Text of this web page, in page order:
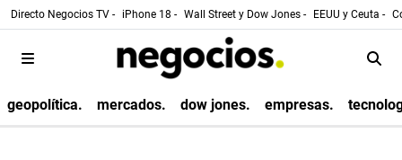
Directo Negocios TV - iPhone 18 - Wall Street y Dow Jones - EEUU y Ceuta -
geopolítica. mercados. dow jones. empresas.